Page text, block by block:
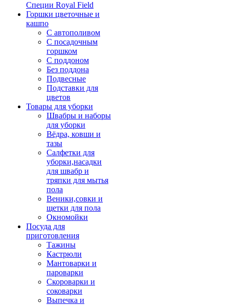
Специи Royal Field
Горшки цветочные и
кашпо
С автополивом
С посадочным
горшком
С поддоном
Без поддона
Подвесные
Подставки для
цветов
Товары для уборки
Швабры и наборы
для уборки
Вёдра, ковши и
тазы
Салфетки для
уборки,насадки
для швабр и
тряпки для мытья
пола
Веники,совки и
щетки для пола
Окномойки
Посуда для
приготовления
Тажины
Кастрюли
Мантоварки и
пароварки
Скороварки и
соковарки
Выпечка и